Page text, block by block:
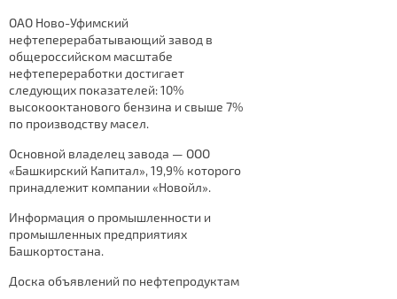
ОАО Ново-Уфимский
нефтеперерабатывающий завод в
общероссийском масштабе
нефтепереработки достигает
следующих показателей: 10%
высокооктанового бензина и свыше 7%
по производству масел.
Основной владелец завода — ООО
«Башкирский Капитал», 19,9% которого
принадлежит компании «Новойл».
Информация о промышленности и
промышленных предприятиях
Башкортостана.
Доска объявлений по нефтепродуктам